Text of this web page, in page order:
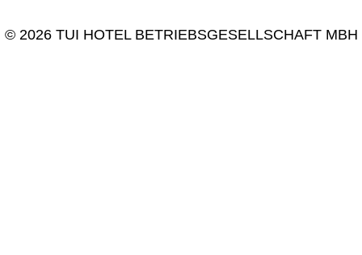
© 2026 TUI HOTEL BETRIEBSGESELLSCHAFT MBH